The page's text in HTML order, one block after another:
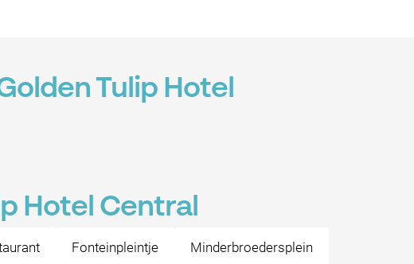
Tulip Hotel
Hotel Central
Fonteinpleintje Minderbroedersplein